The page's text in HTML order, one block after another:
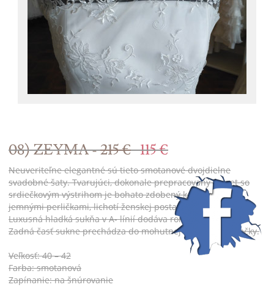
08) ZEYMA -215 € 115 €
Neuveriteľne elegantné sú tieto smotanové dvojdielne
svadobné šaty. Tvarujúci, dokonale prepracovaný korzet so
srdiečkovým výstrihom je bohato zdobený kamienkami a
jemnými perličkami, lichotí ženskej postave a zoštíhľuje pás.
Luxusná hladká sukňa v A- línií dodáva romantický vzhľad.
Zadná časť sukne prechádza do mohutnej nazberanej vlečky.
Veľkosť: 40 – 42
Farba: smotanová
Zapínanie: na šnúrovanie